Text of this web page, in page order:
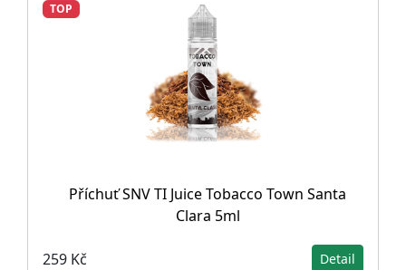
TOP
Příchuť SNV TI Juice Tobacco Town Santa
Clara 5ml
259 Kč Detail